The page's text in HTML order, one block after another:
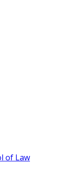
of Law